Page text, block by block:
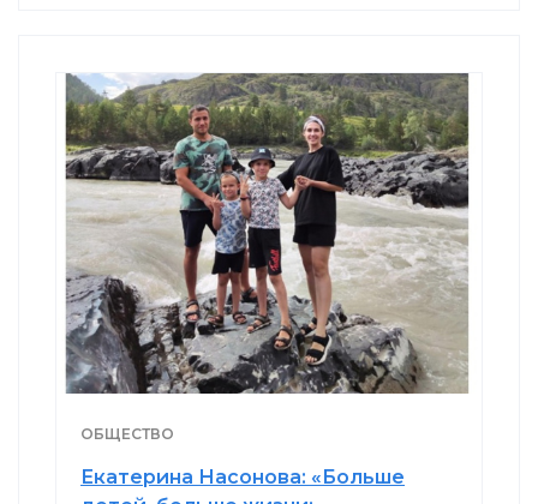
ОБЩЕСТВО
Екатерина Насонова: «Больше